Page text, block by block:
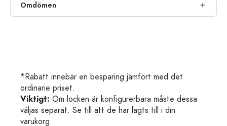
Omdömen
*Rabatt innebär en besparing jämfört med det
ordinarie priset.
Viktigt: Om locken är konfigurerbara måste dessa
väljas separat. Se till att de har lagts till i din
varukorg.